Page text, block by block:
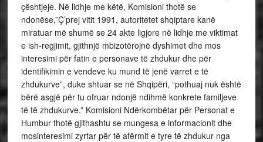
çështjeje. Në lidhje me këtë, Komisioni thotë se
ndonëse,”Ç’prej vitit 1991, autoritetet shqiptare kanë
miratuar më shumë se 24 akte ligjore në lidhje me viktimat
e ish-regjimit, gjithnjë mbizotërojnë dyshimet dhe mos
interesimi për fatin e personave të zhdukur dhe për
identifikimin e vendeve ku mund të jenë varret e të
zhdukurve”, duke shtuar se në Shqipëri, “pothuaj nuk është
bërë asgjë për tu ofruar ndonjë ndihmë konkrete familjeve
të të zhdukurve.” Komisioni Ndërkombëtar për Personat e
Humbur thotë gjithashtu se mungesa e informacionit dhe
mosinteresimi zyrtar për të afërmit e tyre të zhdukur nga